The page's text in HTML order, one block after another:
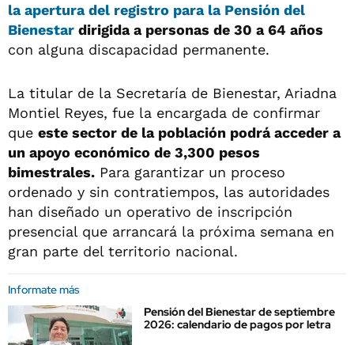
la apertura del registro para la Pensión del
Bienestar dirigida a personas de 30 a 64 años
con alguna discapacidad permanente.
La titular de la Secretaría de Bienestar, Ariadna
Montiel Reyes, fue la encargada de confirmar
que este sector de la población podrá acceder a
un apoyo económico de 3,300 pesos
bimestrales. Para garantizar un proceso
ordenado y sin contratiempos, las autoridades
han diseñado un operativo de inscripción
presencial que arrancará la próxima semana en
gran parte del territorio nacional.
Informate más
Pensión del Bienestar de septiembre
2026: calendario de pagos por letra